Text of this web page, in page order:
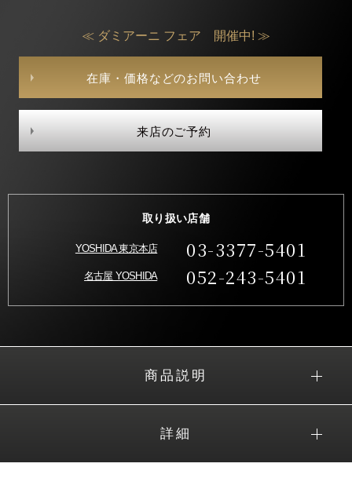
≪ ダミアーニ フェア 開催中! ≫
在庫・価格などのお問い合わせ
来店のご予約
取り扱い店舗
YOSHIDA 東京本店 03-3377-5401
名古屋 YOSHIDA 052-243-5401
商品説明
詳細